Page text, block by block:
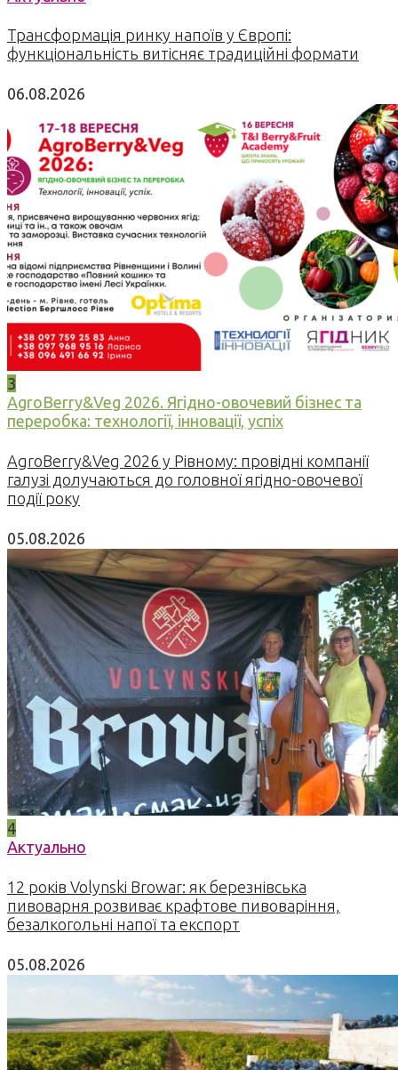
Трансформація ринку напоїв у Європі:
функціональність витісняє традиційні формати
06.08.2026
3
AgroBerry&Veg 2026. Ягідно-овочевий бізнес та
переробка: технології, інновації, успіх
AgroBerry&Veg 2026 у Рівному: провідні компанії
галузі долучаються до головної ягідно-овочевої
події року
05.08.2026
4
Актуально
12 років Volynski Browar: як березнівська
пивоварня розвиває крафтове пивоваріння,
безалкогольні напої та експорт
05.08.2026